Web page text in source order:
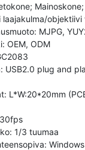
laajakulma/
MJPG,
OEM, ODM
USB2.0 plug and
L*W:20*20mm
1/3 tuumaa